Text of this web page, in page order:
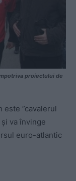
proiectului de
este ”cavalerul
și va învinge
euro-atlantic